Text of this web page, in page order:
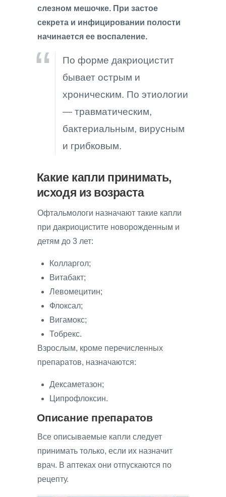
слезном мешочке. При застое
секрета и инфицировании полости
начинается ее воспаление.
По форме дакриоцистит
бывает острым и
хроническим. По этиологии
— травматическим,
бактериальным, вирусным
и грибковым.
Какие капли принимать,
исходя из возраста
Офтальмологи назначают такие капли
при дакриоцистите новорожденным и
детям до 3 лет:
Колларгол;
Витабакт;
Левомецитин;
Флоксал;
Вигамокс;
Тобрекс.
Взрослым, кроме перечисленных
препаратов, назначаются:
Дексаметазон;
Ципрофлоксин.
Описание препаратов
Все описываемые капли следует
принимать только, если их назначит
врач. В аптеках они отпускаются по
рецепту.